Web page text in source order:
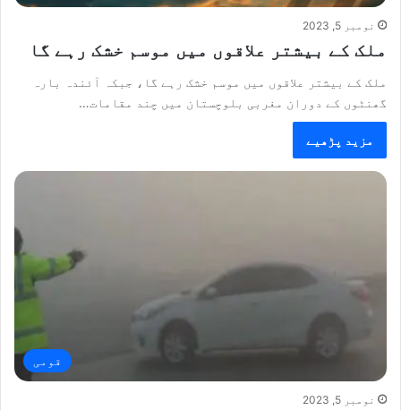
نومبر 5, 2023
ملک کے بیشتر علاقوں میں موسم خشک رہے گا
ملک کے بیشتر علاقوں میں موسم خشک رہے گا، جبکہ آئندہ بارہ
گھنٹوں کے دوران مغربی بلوچستان میں چند مقامات…
مزید پڑھیے
قومی
نومبر 5, 2023